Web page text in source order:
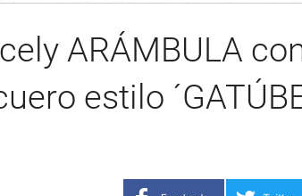
ARÁMBULA
estilo